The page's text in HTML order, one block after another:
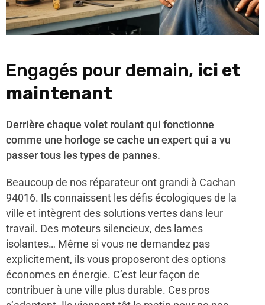
Engagés pour demain, ici et
maintenant
Derrière chaque volet roulant qui fonctionne
comme une horloge se cache un expert qui a vu
passer tous les types de pannes.
Beaucoup de nos réparateur ont grandi à Cachan
94016. Ils connaissent les défis écologiques de la
ville et intègrent des solutions vertes dans leur
travail. Des moteurs silencieux, des lames
isolantes… Même si vous ne demandez pas
explicitement, ils vous proposeront des options
économes en énergie. C’est leur façon de
contribuer à une ville plus durable. Ces pros